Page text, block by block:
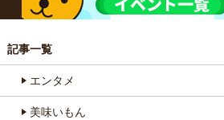
記事一覧
エンタメ
美味いもん